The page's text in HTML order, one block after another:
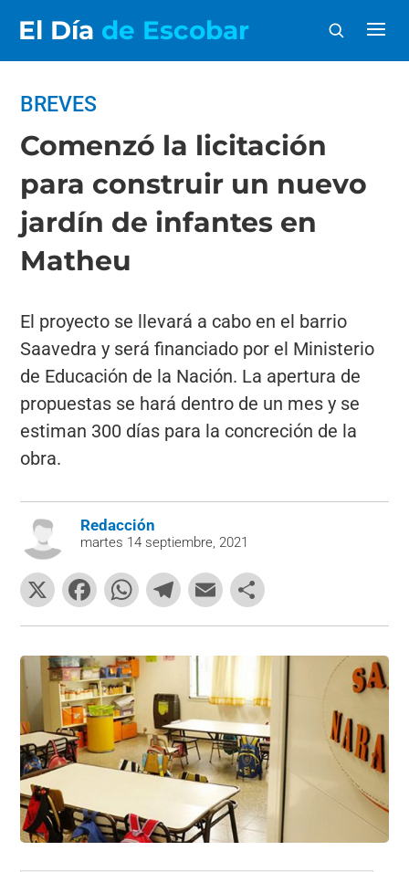
El Día de Escobar
BREVES
Comenzó la licitación
para construir un nuevo
jardín de infantes en
Matheu
El proyecto se llevará a cabo en el barrio
Saavedra y será financiado por el Ministerio
de Educación de la Nación. La apertura de
propuestas se hará dentro de un mes y se
estiman 300 días para la concreción de la
obra.
Redacción
martes 14 septiembre, 2021
X
F
a
c
e
b
o
o
W
h
at
s
A
p
p
T
el
e
gr
a
m
E
m
ai
l
o
m
p
ar
tir